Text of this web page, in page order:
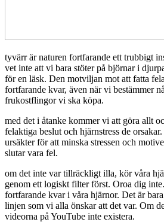
tyvärr är naturen fortfarande ett trubbigt
vet inte att vi bara stöter på björnar i
för en läsk. Den motviljan mot att fatta
fortfarande kvar, även när vi bestämmer
frukostflingor vi ska köpa.
med det i åtanke kommer vi att göra allt
felaktiga beslut och hjärnstress de
ursäkter för att minska stressen och
slutar vara fel.
om det inte var tillräckligt illa, kör våra
genom ett logiskt filter först. Oroa dig
fortfarande kvar i våra hjärnor. Det är
linjen som vi alla önskar att det var. Om
videorna på YouTube inte existera.